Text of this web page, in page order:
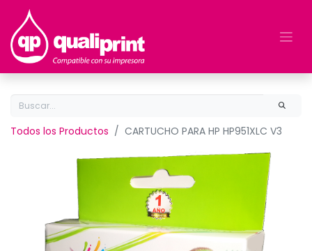
Todos los Productos CARTUCHO PARA HP HP951XLC V3